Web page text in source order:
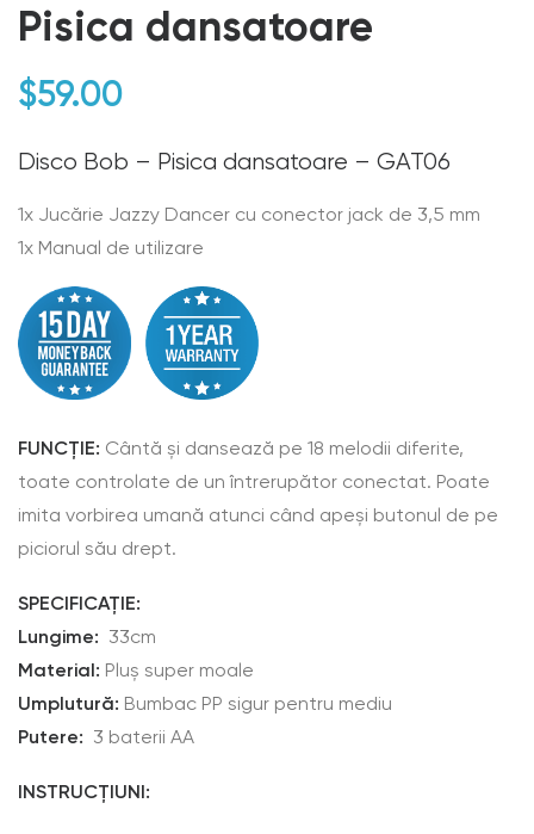
Pisica dansatoare
$59.00
Disco Bob – Pisica dansatoare – GAT06
1x Jucărie Jazzy Dancer cu conector jack de 3,5 mm
1x Manual de utilizare
FUNCȚIE: Cântă și dansează pe 18 melodii diferite,
toate controlate de un întrerupător conectat. Poate
imita vorbirea umană atunci când apeși butonul de pe
piciorul său drept.
SPECIFICAȚIE:
Lungime: 33cm
Material: Pluș super moale
Umplutură: Bumbac PP sigur pentru mediu
Putere: 3 baterii AA
INSTRUCȚIUNI: